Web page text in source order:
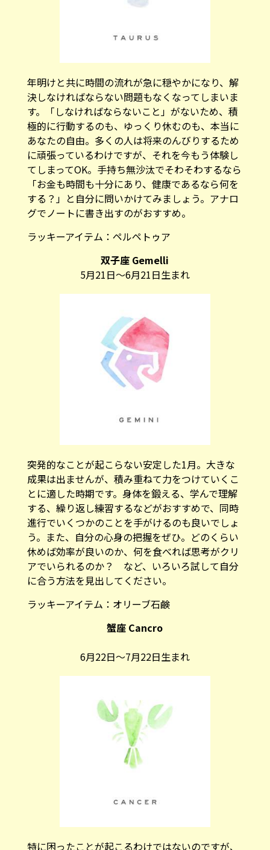
年明けと共に時間の流れが急に穏やかになり、解
決しなければならない問題もなくなってしまいま
す。「しなければならないこと」がないため、積
極的に行動するのも、ゆっくり休むのも、本当に
あなたの自由。多くの人は将来のんびりするため
に頑張っているわけですが、それを今もう体験し
てしまってOK。手持ち無沙汰でそわそわするなら
「お金も時間も十分にあり、健康であるなら何を
する？」と自分に問いかけてみましょう。アナロ
グでノートに書き出すのがおすすめ。
ラッキーアイテム： ペルペトゥア
双子座 Gemelli
5月21日～6月21日生まれ
突発的なことが起こらない安定した1月。大きな
成果は出ませんが、積み重ねて力をつけていくこ
とに適した時期です。身体を鍛える、学んで理解
する、繰り返し練習するなどがおすすめで、同時
進行でいくつかのことを手がけるのも良いでしょ
う。また、自分の心身の把握をぜひ。どのくらい
休めば効率が良いのか、何を食べれば思考がクリ
アでいられるのか？ など、いろいろ試して自分
に合う方法を見出してください。
ラッキーアイテム： オリーブ石鹸
蟹座 Cancro
6月22日～7月22日生まれ
特に困ったことが起こるわけではないのですが、